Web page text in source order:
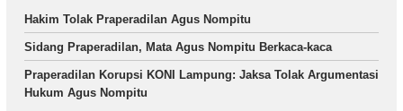
Hakim Tolak Praperadilan Agus Nompitu
Sidang Praperadilan, Mata Agus Nompitu Berkaca-kaca
Praperadilan Korupsi KONI Lampung: Jaksa Tolak Argumentasi
Hukum Agus Nompitu